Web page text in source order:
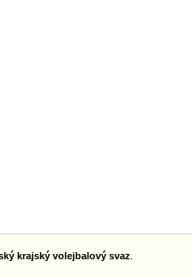
krajský volejbalový svaz